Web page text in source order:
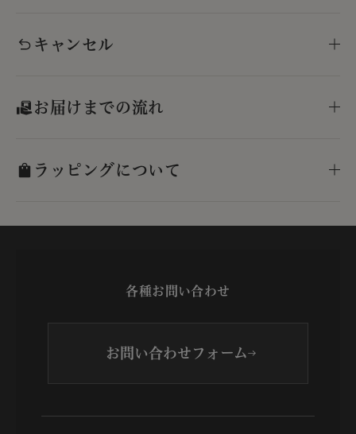
キャンセル
お届けまでの流れ
ラッピングについて
各種お問い合わせ
お問い合わせフォーム